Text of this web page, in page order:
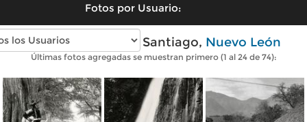
Fotos por Usuario:
Fotos antiguas de Santiago, Nuevo León
Últimas fotos agregadas se muestran primero (1 al 24 de 74):